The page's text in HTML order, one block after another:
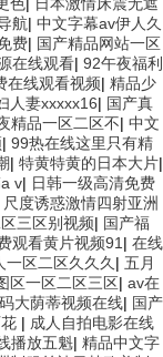
航| 中文字幕av伊人久
费| 国产精品网站一区
在线观看| 92午夜福利
在线观看视频| 精品少
人妻xxxxx16| 国产真
精品一区二区不| 中文
| 99热在线这里只有精
| 特黄特黄的日本大片|
v| 日韩一级高清免费
尺度诱惑激情四射亚洲
三区别视频| 国产福
观看黄片视频91 | 在线
一区二区久久久 | 五月
区一区二区三区| av在
大荫蒂视频在线| 国产
| 成人自拍电影在线
播放五魁| 精品中文字